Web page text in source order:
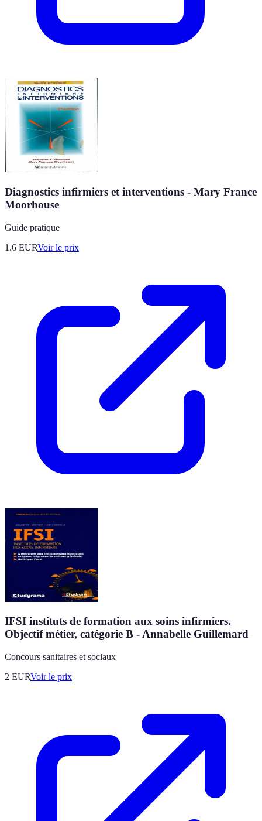
Diagnostics infirmiers et interventions - Mary France
Moorhouse
Guide pratique
1.6 EURVoir le prix
IFSI instituts de formation aux soins infirmiers.
Objectif métier, catégorie B - Annabelle Guillemard
Concours sanitaires et sociaux
2 EURVoir le prix